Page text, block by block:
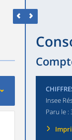
Insee
Paru le :